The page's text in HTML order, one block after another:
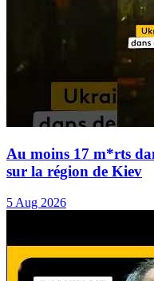
Au moins 17 m*rts
sur la région de Kiev
5 Aug 2026